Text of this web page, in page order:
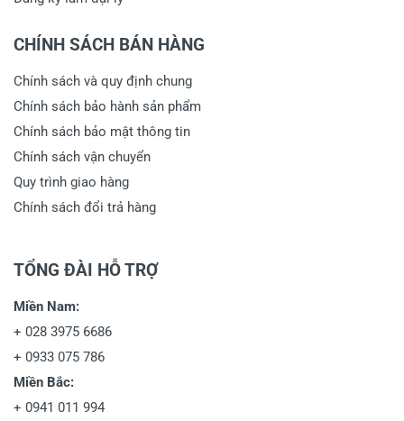
CHÍNH SÁCH BÁN HÀNG
Chính sách và quy định chung
Chính sách bảo hành sản phẩm
Chính sách bảo mật thông tin
Chính sách vận chuyển
Quy trình giao hàng
Chính sách đổi trả hàng
TỔNG ĐÀI HỖ TRỢ
Miền Nam:
+ 028 3975 6686
+ 0933 075 786
Miền Bắc:
+ 0941 011 994